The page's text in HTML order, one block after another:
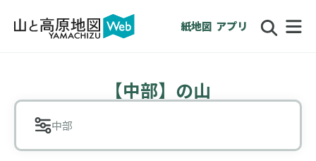
紙地図 アプリ
【中部】の山
中部